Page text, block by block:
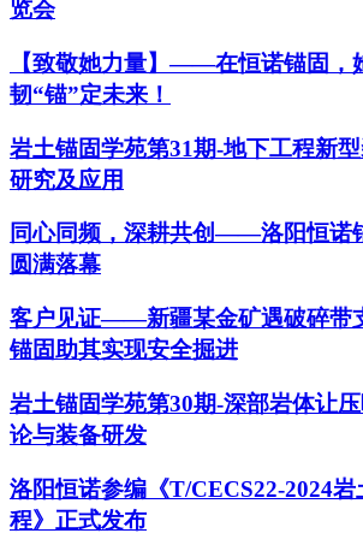
览会
【致敬她力量】——在恒诺锚固，
韧“锚”定未来！
岩土锚固学苑第31期-地下工程新
研究及应用
同心同频，深耕共创——洛阳恒诺
圆满落幕
客户见证——新疆某金矿遇破碎带
锚固助其实现安全掘进
岩土锚固学苑第30期-深部岩体让
论与装备研发
洛阳恒诺参编《T/CECS22-2024
程》正式发布